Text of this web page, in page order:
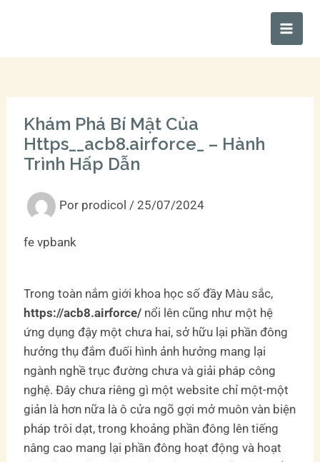
Main
Khám Phá Bí Mật Của
Https__acb8.airforce_ – Hành
Trình Hấp Dẫn
Por prodicol /25/07/2024
fe vpbank
Trong toàn nắm giới khoa học số đầy Màu sắc,
https://acb8.airforce/ nổi lên cũng như một hệ
ứng dụng đậy một chưa hai, sở hữu lại phần đông
hưởng thụ đắm đuối hình ảnh hưởng mang lại
ngành nghề trục đường chưa và giải pháp công
nghệ. Đây chưa riêng gì một website chỉ một-một
giản là hơn nữa là ô cửa ngõ gợi mở muôn vàn biện
pháp trôi dạt, trong khoảng phần đông lên tiếng
nâng cao mang lại phần đông hoạt động và hoạt